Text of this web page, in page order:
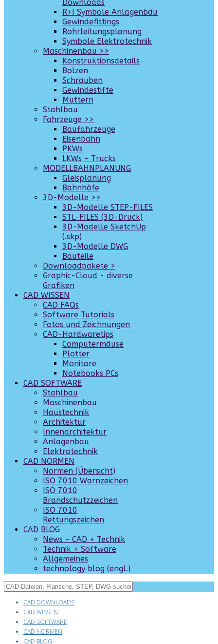
Downloads
R+I Symbole Anlagenbau
Gewindefittings
Rohrleitungsplanung
Symbole Elektrotechnik
Maschinenbau >>
Konstruktionsdetails
Bolzen
Schrauben
Gewindestifte
Muttern
Stahlbau
Fahrzeuge >>
Baufahrzeuge
Eisenbahn
PKWs
LKWs - Trucks
MODELLBAHNPLANUNG
Gleisplanung
Bahnhöfe
3D-Modelle >>
3D-Modelle STEP-FILES
STL-FILES (3D-Druck)
3D-Modelle SketchUp
(.skp)
3D-Modelle DWG
Bauteile
Downloadpakete >
Graphic-Cloud - diverse
Grafiken
CAD WISSEN
CAD FAQs
Software Tutorials
Fotos und Zeichnungen
CAD-Hardwaretips
Computermäuse
Plotter
Monitore
Notebooks PCs
CAD SOFTWARE
Stahlbau
Maschinenbau
Haustechnik
Architektur
Innenarchitektur
Anlagenbau
Elektrotechnik
CAD NORMEN
Normen (Übersicht)
ISO 7010 Warnzeichen
ISO 7010
Brandschutzzeichen
ISO 7010
Rettungszeichen
CAD BLOG
News - CAD + Technik
Technik + Software
Allgemeines
technology blog (engl.)
CAD DOWNLOADS
CAD WISSEN
CAD SOFTWARE
CAD NORMEN
CAD BLOG